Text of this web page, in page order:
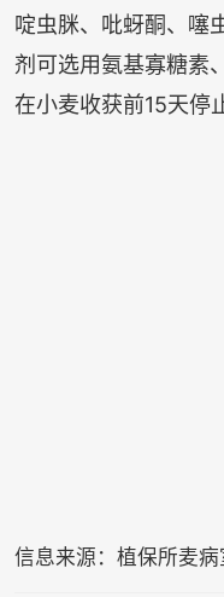
啶虫脒、吡蚜酮、噻
剂可选用氨基寡糖素
在小麦收获前15天停
河南
河南
信息来源：植保所麦病